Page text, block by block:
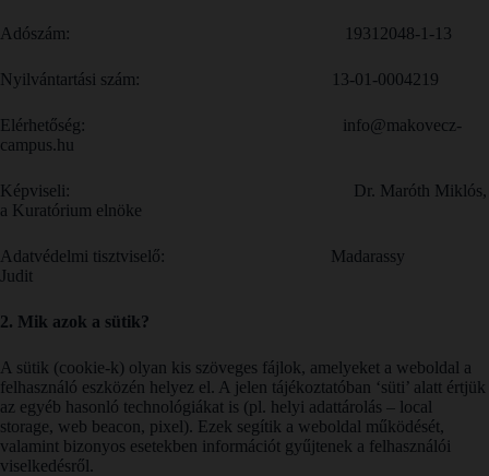
Adószám: 19312048-1-13
Nyilvántartási szám: 13-01-0004219
Elérhetőség: info@makovecz-
campus.hu
Képviseli: Dr. Maróth Miklós,
a Kuratórium elnöke
Adatvédelmi tisztviselő: Madarassy
Judit
2. Mik azok a sütik?
A sütik (cookie-k) olyan kis szöveges fájlok, amelyeket a weboldal a
felhasználó eszközén helyez el. A jelen tájékoztatóban ‘süti’ alatt értjük
az egyéb hasonló technológiákat is (pl. helyi adattárolás – local
storage, web beacon, pixel). Ezek segítik a weboldal működését,
valamint bizonyos esetekben információt gyűjtenek a felhasználói
viselkedésről.